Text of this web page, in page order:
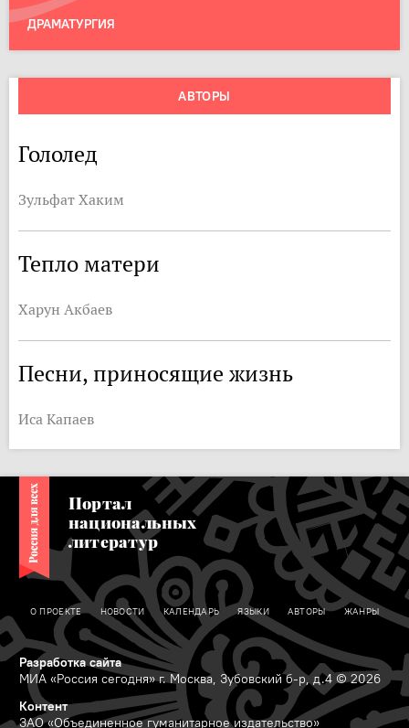
ДРАМАТУРГИЯ
АВТОРЫ
Гололед
Зульфат Хаким
Тепло матери
Харун Акбаев
Песни, приносящие жизнь
Иса Капаев
Портал
национальных
литератур
О ПРОЕКТЕ НОВОСТИ КАЛЕНДАРЬ ЯЗЫКИ АВТОРЫ ЖАНРЫ
Разработка сайта
МИА «Россия сегодня» г. Москва, Зубовский б-р, д.4 © 2026
Контент
ЗАО «Объединенное гуманитарное издательство»